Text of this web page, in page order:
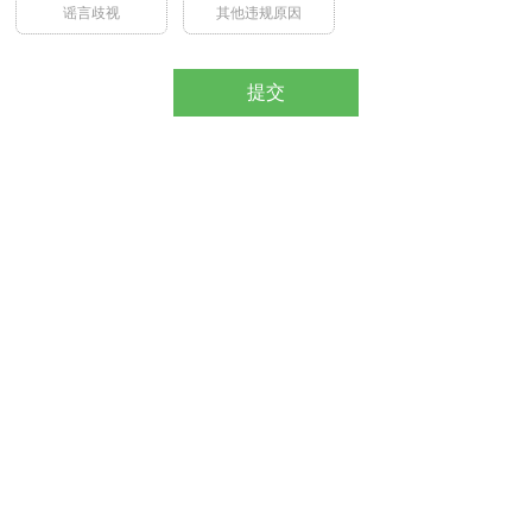
谣言歧视 其他违规原因
提交